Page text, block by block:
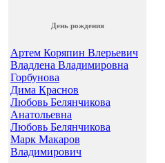
День рождения
Артем Коряпин Влерьевич
Владлена Владимировна
Горбунова
Дима Краснов
Любовь Белянчикова
Анатольевна
Любовь Белянчикова
Марк Макаров
Владимирович